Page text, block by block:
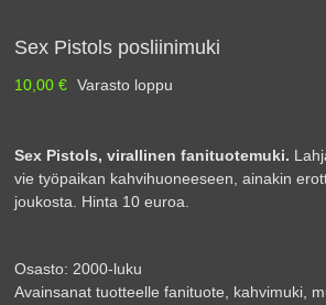
Sex Pistols posliinimuki
10,00 € Varasto loppu
Sex Pistols, virallinen fanituotemuki.
vie työpaikan kahvihuoneeseen, ainakin
joukosta. Hinta 10 euroa.
Osasto: 2000-luku
Avainsanat tuotteelle fanituote kahvimuki